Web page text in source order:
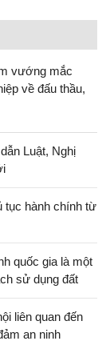
vướng mắc
về đấu thầu,
Luật, Nghị
tục hành chính từ
quốc gia là một
sử dụng đất
liên quan đến
an ninh